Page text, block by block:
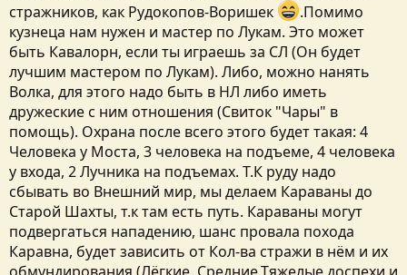
стражников, как Рудокопов-Воришек
.Помимо
кузнеца нам нужен и мастер по Лукам. Это может
быть Кавалорн, если ты играешь за СЛ (Он будет
лучшим мастером по Лукам). Либо, можно нанять
Волка, для этого надо быть в НЛ либо иметь
дружеские с ним отношения (Свиток "Чары" в
помощь). Охрана после всего этого будет такая: 4
Человека у Моста, 3 человека на подъеме, 4 человека
у входа, 2 Лучника на подъемах. Т.К руду надо
сбывать во Внешний мир, мы делаем Караваны до
Старой Шахты, т.к там есть путь. Караваны могут
подвергаться нападению, шанс провала похода
Каравна, будет зависить от Кол-ва стражи в нём и их
обмундирования (Лёгкие, Средние,Тяжелые доспехи и